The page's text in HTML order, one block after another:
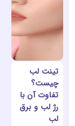
تینت لب
چیست؟
تفاوت آن با
رژ لب و برق
لب